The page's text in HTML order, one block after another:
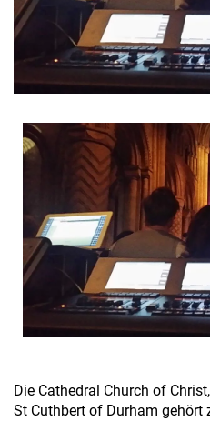
Die Cathedral Church of
St Cuthbert of Durham gehört